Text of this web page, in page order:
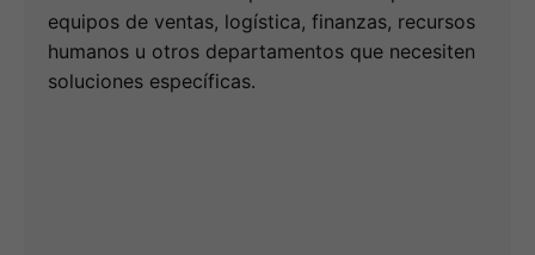
equipos de ventas, logística, finanzas, recursos
humanos u otros departamentos que necesiten
soluciones específicas.